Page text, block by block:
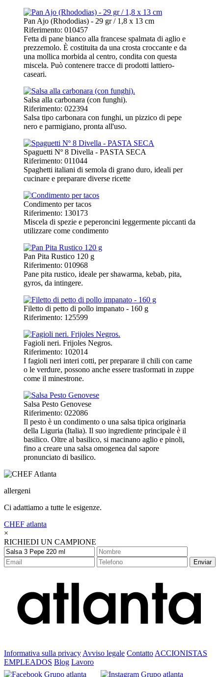
Pan Ajo (Rhododias) - 29 gr / 1,8 x 13 cm
Riferimento: 010457
Fetta di pane bianco alla francese spalmata di aglio e
prezzemolo. È costituita da una crosta croccante e da
una mollica morbida al centro, condita con questa
miscela. Può contenere tracce di prodotti lattiero-
caseari.
Salsa alla carbonara (con funghi).
Riferimento: 022394
Salsa tipo carbonara con funghi, un pizzico di pepe
nero e parmigiano, pronta all'uso.
Spaguetti Nº 8 Divella - PASTA SECA
Riferimento: 011044
Spaghetti italiani di semola di grano duro, ideali per
cucinare e preparare diverse ricette
Condimento per tacos
Riferimento: 130173
Miscela di spezie e peperoncini leggermente piccanti da
utilizzare come condimento
Pan Pita Rustico 120 g
Riferimento: 010968
Pane pita rustico, ideale per shawarma, kebab, pita,
gyros, da intingere.
Filetto di petto di pollo impanato - 160 g
Riferimento: 125599
Fagioli neri. Frijoles Negros.
Riferimento: 102014
I fagioli neri interi cotti, per preparare il chili con carne
o le verdure, possono anche essere trasformati in zuppe
come il minestrone.
Salsa Pesto Genovese
Riferimento: 022086
Il pesto è un condimento o una salsa tipica originaria
della Liguria (Italia). Il suo ingrediente principale è il
basilico. Oltre al basilico, si macinano aglio e pinoli,
fino a creare una salsa omogenea dal sapore
pronunciato di basilico.
allergeni
Ci adattiamo a tutte le esigenze.
CHEF atlanta
×
RICHIEDI UN CAMPIONE
Enviar
Informativa sulla privacy Avviso legale Contatto ACCIONISTAS
EMPLEADOS Blog Lavoro